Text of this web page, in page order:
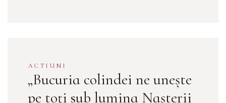
ACTIUNI
„Bucuria colindei ne unește
pe toți sub lumina Nașterii